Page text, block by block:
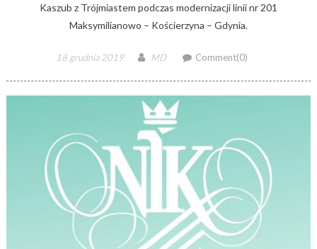
Kaszub z Trójmiastem podczas modernizacji linii nr 201
Maksymilianowo – Kościerzyna – Gdynia.
Posted
18 grudnia 2019 Author
MD Comment(0)